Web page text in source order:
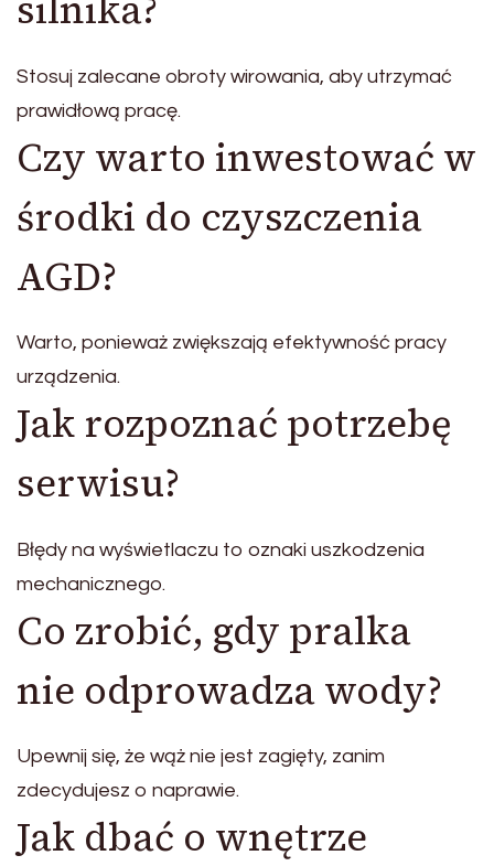
Stosuj zalecane obroty wirowania, aby utrzymać
prawidłową pracę.
Czy warto inwestować w
środki do czyszczenia
AGD?
Warto, ponieważ zwiększają efektywność pracy
urządzenia.
Jak rozpoznać potrzebę
serwisu?
Błędy na wyświetlaczu to oznaki uszkodzenia
mechanicznego.
Co zrobić, gdy pralka
nie odprowadza wody?
Upewnij się, że wąż nie jest zagięty, zanim
zdecydujesz o naprawie.
Jak dbać o wnętrze